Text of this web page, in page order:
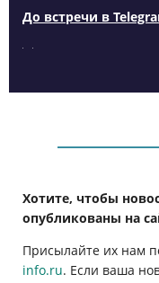
До встречи в
Хотите, чтобы
опубликованы на
Присылайте их нам
info.ru. Если ваша